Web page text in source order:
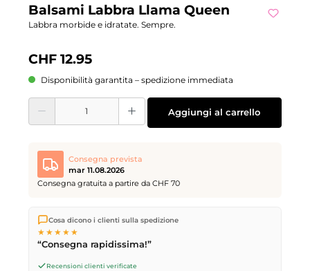
Balsami Labbra Llama Queen
Labbra morbide e idratate. Sempre.
CHF 12.95
Disponibilità garantita – spedizione immediata
Quantità del prodotto: inserisci la quantità desiderata o usa i pulsanti per
Aggiungi al carrello
Consegna prevista
mar 11.08.2026
Consegna gratuita a partire da CHF 70
Spediamo direttamente dal nostro magazzino a Kriens, in
Svizzera.Consegna gratuitaa partire da
effettuati entro le
giorno lavorativo successivo
Cosa dicono i clienti sulla spedizione
★★★★★
“Consegna rapidissima!”
Recensioni clienti verificate